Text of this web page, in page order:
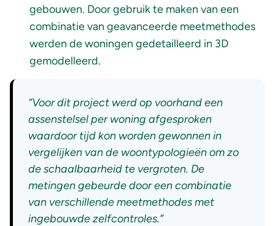
gebouwen. Door gebruik te maken van een
combinatie van geavanceerde meetmethodes
werden de woningen gedetailleerd in 3D
gemodelleerd.
“Voor dit project werd op voorhand een
assenstelsel per woning afgesproken
waardoor tijd kon worden gewonnen in
vergelijken van de woontypologieën om zo
de schaalbaarheid te vergroten. De
metingen gebeurde door een combinatie
van verschillende meetmethodes met
ingebouwde zelfcontroles.”